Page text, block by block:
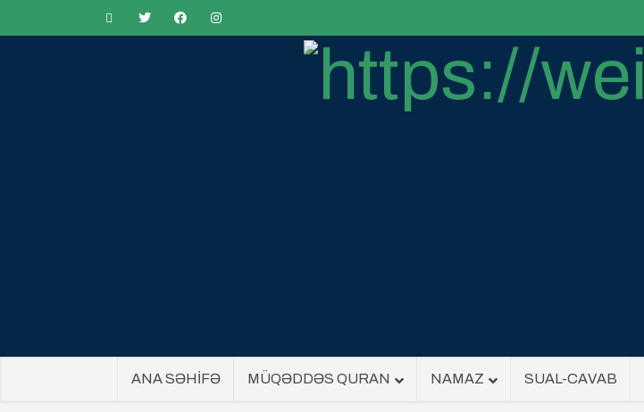
ANA SƏHİFƏ MÜQƏDDƏS QURAN NAMAZ SUAL-CAVAB